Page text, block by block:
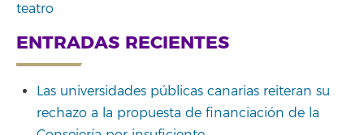
teatro
ENTRADAS RECIENTES
Las universidades públicas canarias reiteran su
rechazo a la propuesta de financiación de la